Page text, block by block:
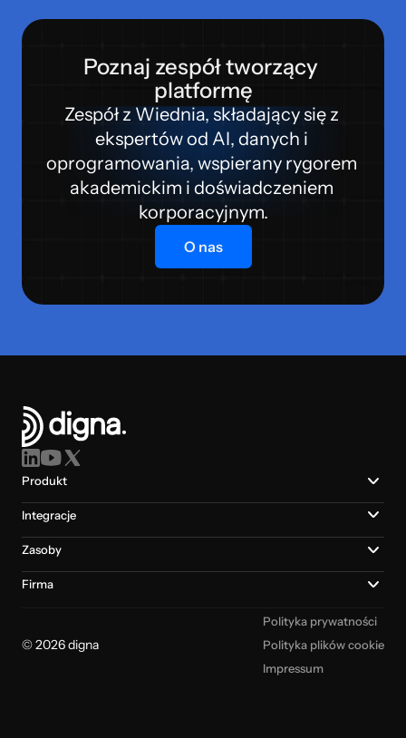
Poznaj zespół tworzący
platformę
Zespół z Wiednia, składający się z
ekspertów od AI, danych i
oprogramowania, wspierany rygorem
akademickim i doświadczeniem
korporacyjnym.
O nas
Produkt
Integracje
Zasoby
Firma
© 2026 digna
Polityka prywatności
Polityka plików cookie
Impressum